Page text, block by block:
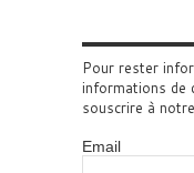
Pour rester
informations de
souscrire à notre
Email